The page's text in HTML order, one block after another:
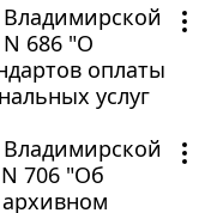
Владимирской
N 686 "О
оплаты
услуг
Владимирской
706 "Об